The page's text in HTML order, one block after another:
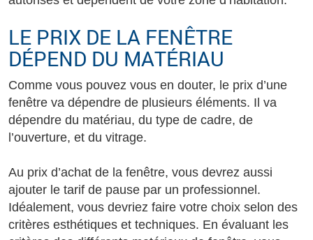
LE PRIX DE LA FENÊTRE
DÉPEND DU MATÉRIAU
Comme vous pouvez vous en douter, le prix d’une
fenêtre va dépendre de plusieurs éléments. Il va
dépendre du matériau, du type de cadre, de
l’ouverture, et du vitrage.
Au prix d’achat de la fenêtre, vous devrez aussi
ajouter le tarif de pause par un professionnel.
Idéalement, vous devriez faire votre choix selon des
critères esthétiques et techniques. En évaluant les